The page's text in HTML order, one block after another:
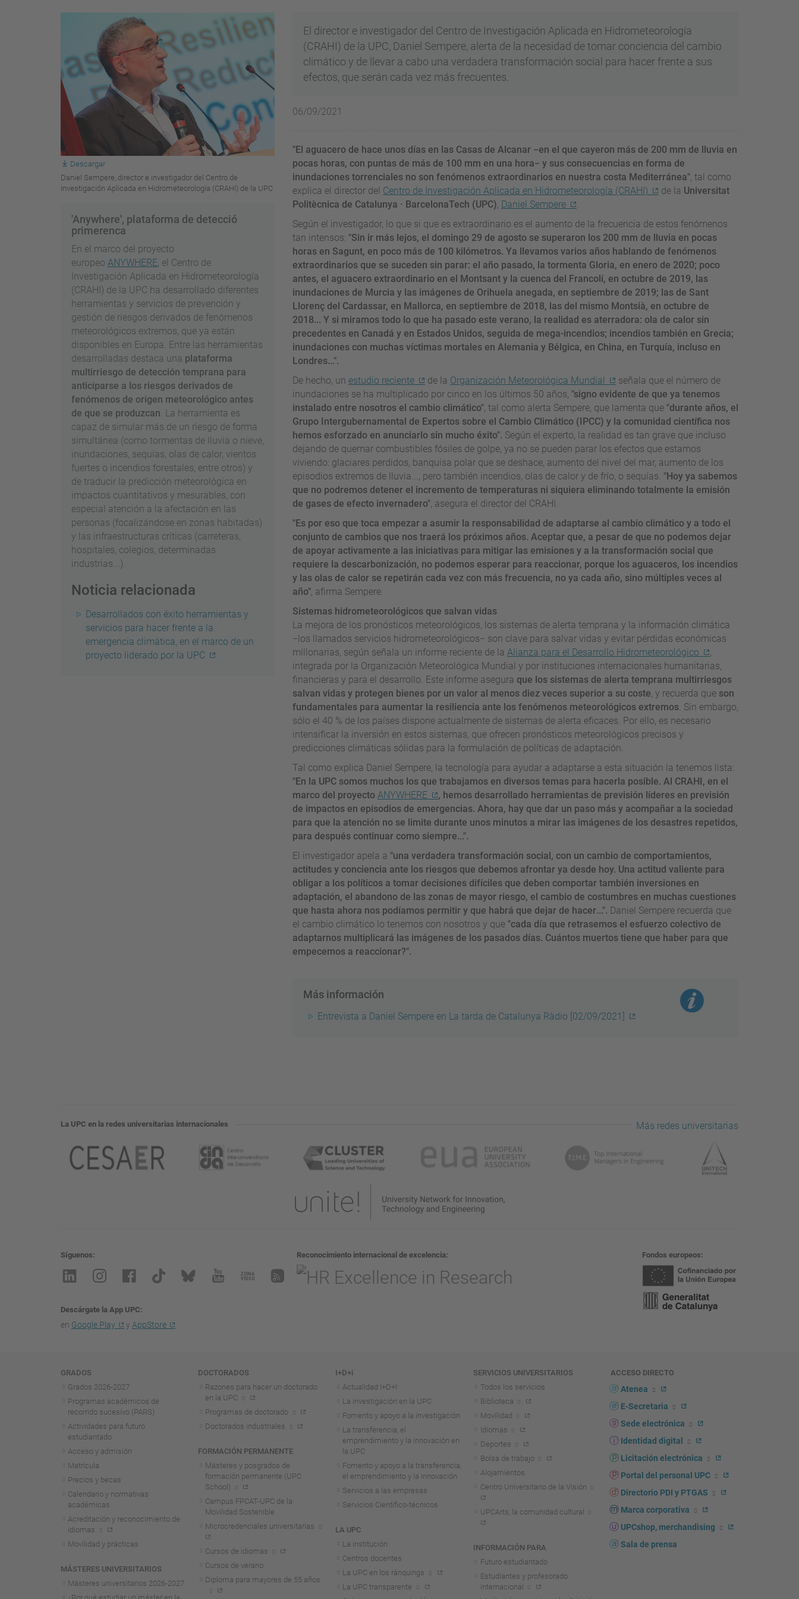
Descargar
Daniel Sempere, director e investigador del Centro de
Investigación Aplicada en Hidrometeorología (CRAHI) de la UPC
'Anywhere', plataforma de detecció
primerenca
En el marco del proyecto
europeo ANYWHERE , el Centro de
Investigación Aplicada en Hidrometeorología
(CRAHI) de la UPC ha desarrollado diferentes
herramientas y servicios de prevención y
gestión de riesgos derivados de fenómenos
meteorológicos extremos, que ya están
disponibles en Europa. Entre las herramientas
desarrolladas destaca una plataforma
multirriesgo de detección temprana para
anticiparse a los riesgos derivados de
fenómenos de origen meteorológico antes
de que se produzcan . La herramienta es
capaz de simular más de un riesgo de forma
simultánea (como tormentas de lluvia o nieve,
inundaciones, sequías, olas de calor, vientos
fuertes o incendios forestales, entre otros) y
de traducir la predicción meteorológica en
impactos cuantitativos y mesurables, con
especial atención a la afectación en las
personas (focalizándose en zonas habitadas)
y las infraestructuras críticas (carreteras,
hospitales, colegios, determinadas
industrias...).
Noticia relacionada
Desarrollados con éxito herramientas y
servicios para hacer frente a la
emergencia climática, en el marco de un
proyecto liderado por la UPC
El director e investigador del Centro de Investigación Aplicada en Hidrometeorología
(CRAHI) de la UPC, Daniel Sempere, alerta de la necesidad de tomar conciencia del cambio
climático y de llevar a cabo una verdadera transformación social para hacer frente a sus
efectos, que serán cada vez más frecuentes.
06/09/2021
"El aguacero de hace unos días en las Casas de Alcanar −en el que cayeron más de 200 mm de lluvia en
pocas horas, con puntas de más de 100 mm en una hora− y sus consecuencias en forma de
inundaciones torrenciales no son fenómenos extraordinarios en nuestra costa Mediterránea", tal como
explica el director del Centro de Investigación Aplicada en Hidrometeorología (CRAHI) de la Universitat
Politècnica de Catalunya · BarcelonaTech (UPC), Daniel Sempere
.
Según el investigador, lo que si que es extraordinario es el aumento de la frecuencia de estos fenómenos
tan intensos: "Sin ir más lejos, el domingo 29 de agosto se superaron los 200 mm de lluvia en pocas
horas en Sagunt, en poco más de 100 kilómetros. Ya llevamos varios años hablando de fenómenos
extraordinarios que se suceden sin parar: el año pasado, la tormenta Gloria, en enero de 2020; poco
antes, el aguacero extraordinario en el Montsant y la cuenca del Francolí, en octubre de 2019, las
inundaciones de Murcia y las imágenes de Orihuela anegada, en septiembre de 2019; las de Sant
Llorenç del Cardassar, en Mallorca, en septiembre de 2018, las del mismo Montsià, en octubre de
2018... Y si miramos todo lo que ha pasado este verano, la realidad es aterradora: ola de calor sin
precedentes en Canadá y en Estados Unidos, seguida de mega-incendios; incendios también en Grecia;
inundaciones con muchas víctimas mortales en Alemania y Bélgica, en China, en Turquía, incluso en
Londres...".
De hecho, un estudio reciente de la Organización Meteorológica Mundial
señala que el número de
inundaciones se ha multiplicado por cinco en los últimos 50 años, "signo evidente de que ya tenemos
instalado entre nosotros el cambio climático", tal como alerta Sempere, que lamenta que "durante años, el
Grupo Intergubernamental de Expertos sobre el Cambio Climático (IPCC) y la comunidad científica nos
hemos esforzado en anunciarlo sin mucho éxito". Según el experto, la realidad es tan grave que incluso
dejando de quemar combustibles fósiles de golpe, ya no se pueden parar los efectos que estamos
viviendo: glaciares perdidos, banquisa polar que se deshace, aumento del nivel del mar, aumento de los
episodios extremos de lluvia..., pero también incendios, olas de calor y de frío, o sequías. "Hoy ya sabemos
que no podremos detener el incremento de temperaturas ni siquiera eliminando totalmente la emisión
de gases de efecto invernadero", asegura el director del CRAHI.
"Es por eso que toca empezar a asumir la responsabilidad de adaptarse al cambio climático y a todo el
conjunto de cambios que nos traerá los próximos años. Aceptar que, a pesar de que no podemos dejar
de apoyar activamente a las iniciativas para mitigar las emisiones y a la transformación social que
requiere la descarbonización, no podemos esperar para reaccionar, porque los aguaceros, los incendios
y las olas de calor se repetirán cada vez con más frecuencia, no ya cada año, sino múltiples veces al
año", afirma Sempere.
Sistemas hidrometeorológicos que salvan vidas
La mejora de los pronósticos meteorológicos, los sistemas de alerta temprana y la información climática
−los llamados servicios hidrometeorológicos− son clave para salvar vidas y evitar pérdidas económicas
millonarias, según señala un informe reciente de la Alianza para el Desarrollo Hidrometeorológico
,
integrada por la Organización Meteorológica Mundial y por instituciones internacionales humanitarias,
financieras y para el desarrollo. Este informe asegura que los sistemas de alerta temprana multirriesgos
salvan vidas y protegen bienes por un valor al menos diez veces superior a su coste, y recuerda que son
fundamentales para aumentar la resiliencia ante los fenómenos meteorológicos extremos. Sin embargo,
sólo el 40 % de los países dispone actualmente de sistemas de alerta eficaces. Por ello, es necesario
intensificar la inversión en estos sistemas, que ofrecen pronósticos meteorológicos precisos y
predicciones climáticas sólidas para la formulación de políticas de adaptación.
Tal como explica Daniel Sempere, la tecnología para ayudar a adaptarse a esta situación la tenemos lista:
"En la UPC somos muchos los que trabajamos en diversos temas para hacerla posible. Al CRAHI, en el
marco del proyecto ANYWHERE
, hemos desarrollado herramientas de previsión líderes en previsión
de impactos en episodios de emergencias. Ahora, hay que dar un paso más y acompañar a la sociedad
para que la atención no se limite durante unos minutos a mirar las imágenes de los desastres repetidos,
para después continuar como siempre...".
El investigador apela a "una verdadera transformación social, con un cambio de comportamientos,
actitudes y conciencia ante los riesgos que debemos afrontar ya desde hoy. Una actitud valiente para
obligar a los políticos a tomar decisiones difíciles que deben comportar también inversiones en
adaptación, el abandono de las zonas de mayor riesgo, el cambio de costumbres en muchas cuestiones
que hasta ahora nos podíamos permitir y que habrá que dejar de hacer...". Daniel Sempere recuerda que
el cambio climático lo tenemos con nosotros y que"cada día que retrasemos el esfuerzo colectivo de
adaptarnos multiplicará las imágenes de los pasados días. Cuántos muertos tiene que haber para que
empecemos a reaccionar?".
Más información
Entrevista a Daniel Sempere en La tarda de Catalunya Ràdio [02/09/2021]
La UPC en la redes universitarias internacionales Más redes universitarias
Síguenos
Descárgate la App UPC
en Google Play y AppStore
Reconocimiento internacional de excelencia Fondos europeos
Navegación
GRADOS
Grados 2026-2027
Programas académicos de
recorrido sucesivo (PARS)
Actividades para futuro
estudiantado
Acceso y admisión
Matrícula
Precios y becas
Calendario y normativas
académicas
Acreditación y reconocimiento de
idiomas
Movilidad y prácticas
MÁSTERES UNIVERSITARIOS
Másteres universitarios 2026-2027
DOCTORADOS
Razones para hacer un doctorado
en la UPC
Programas de doctorado
Doctorados industriales
FORMACIÓN PERMANENTE
Másteres y posgrados de
formación permanente (UPC
School)
Campus FPCAT-UPC de la
Movilidad Sostenible
Microcredenciales universitarias
Cursos de idiomas
Cursos de verano
Diploma para mayores de 55 años
I+D+i
Actualidad I+D+I
La investigación en la UPC
Fomento y apoyo a la investigación
La transferencia, el
emprendimiento y la innovación en
la UPC
Fomento y apoyo a la transferencia,
el emprendimiento y la innovación
Servicios a las empresas
Servicios Científico-técnicos
LA UPC
La institución
Centros docentes
La UPC en los ránquings
La UPC transparente
SERVICIOS UNIVERSITARIOS
Todos los servicios
Biblioteca
Movilidad
Idiomas
Deportes
Bolsa de trabajo
Alojamientos
Centro Universitario de la Visión
UPCArts, la comunidad cultural
INFORMACIÓN PARA
Futuro estudiantado
Estudiantes y profesorado
internacional
ACCESO DIRECTO
Atenea
E-Secretaria
Sede electrónica
Identidad digital
Licitación electrónica
Portal del personal UPC
Directorio PDI y PTGAS
Marca corporativa
UPCshop, merchandising
Sala de prensa